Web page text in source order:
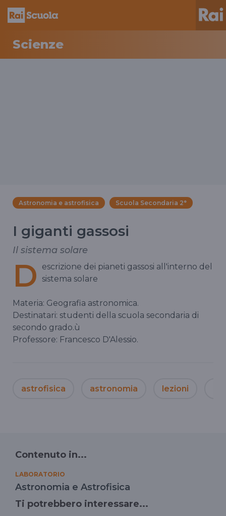
Scienze
Astronomia e astrofisica Scuola Secondaria 2°
I giganti gassosi
Il sistema solare
D
escrizione dei pianeti gassosi all'interno del
sistema solare
Materia: Geografia astronomica.
Destinatari: studenti della scuola secondaria di
secondo grado.ù
Professore: Francesco D'Alessio.
astrofisica astronomia lezioni
Contenuto in...
LABORATORIO
Astronomia e Astrofisica
Ti potrebbero interessare...